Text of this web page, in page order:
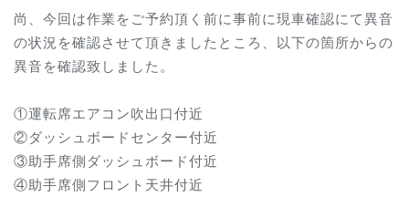
尚、今回は作業をご予約頂く前に事前に現車確認にて異音
の状況を確認させて頂きましたところ、以下の箇所からの
異音を確認致しました。
①運転席エアコン吹出口付近
②ダッシュボードセンター付近
③助手席側ダッシュボード付近
④助手席側フロント天井付近